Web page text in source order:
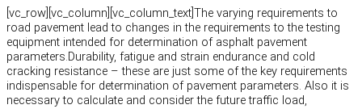
[vc_row][vc_column][vc_column_text]The varying requirements to
road pavement lead to changes in the requirements to the testing
equipment intended for determination of asphalt pavement
parameters.Durability, fatigue and strain endurance and cold
cracking resistance – these are just some of the key requirements
indispensable for determination of pavement parameters. Also it is
necessary to calculate and consider the future traffic load,